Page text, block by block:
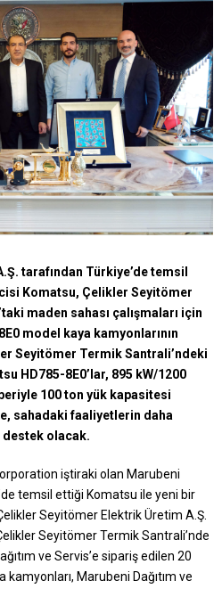
tarafından Türkiye’de temsil
Komatsu, Çelikler Seyitömer
maden sahası çalışmaları için
model kaya kamyonlarının
Seyitömer Termik Santrali’ndeki
HD785-8E0’lar, 895 kW/1200
100 ton yük kapasitesi
sahadaki faaliyetlerin daha
olacak.
iştiraki olan Marubeni
temsil ettiği Komatsu ile yeni bir
Seyitömer Elektrik Üretim A.Ş.
Seyitömer Termik Santrali’nde
ve Servis’e sipariş edilen 20
Marubeni Dağıtım ve